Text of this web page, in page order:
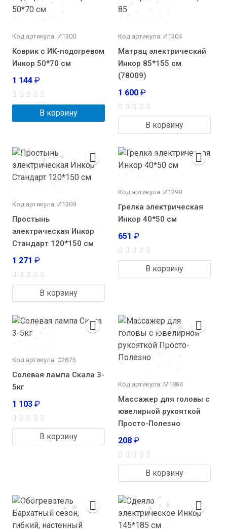
Код артикула: И1300
Коврик с ИК-подогревом
Инкор 50*70 см
1 144 ₽
В корзину
Код артикула: И1304
Матрац электрический
Инкор 85*155 см
(78009)
1 600 ₽
В корзину
Код артикула: И1309
Простынь
электрическая Инкор
Стандарт 120*150 см
1 271 ₽
В корзину
Код артикула: И1299
Грелка электрическая
Инкор 40*50 см
651 ₽
В корзину
Код артикула: С2875
Солевая лампа Скала 3-
5кг
1 103 ₽
В корзину
Код артикула: М1884
Массажер для головы с
ювелирной рукояткой
Просто-Полезно
208 ₽
В корзину